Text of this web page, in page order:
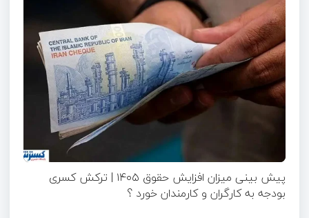
پیش بینی میزان افزایش حقوق ۱۴۰۵ | ترکش کسری
بودجه به کارگران و کارمندان خورد ؟